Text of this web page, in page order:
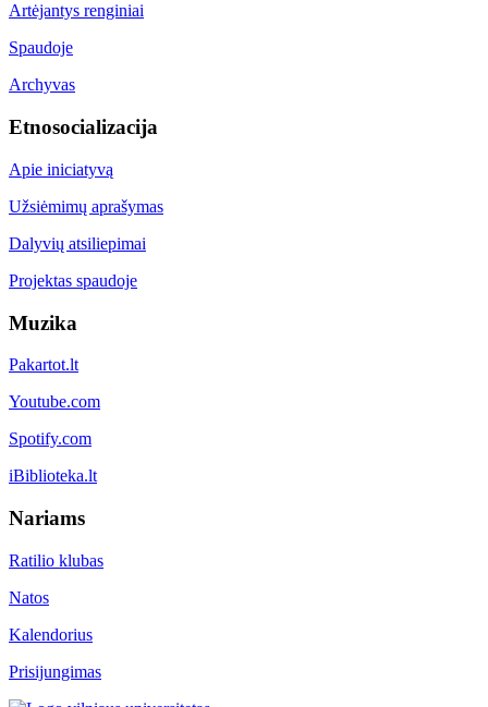
Artėjantys renginiai
Spaudoje
Archyvas
Etnosocializacija
Apie iniciatyvą
Užsiėmimų aprašymas
Dalyvių atsiliepimai
Projektas spaudoje
Muzika
Pakartot.lt
Youtube.com
Spotify.com
iBiblioteka.lt
Nariams
Ratilio klubas
Natos
Kalendorius
Prisijungimas